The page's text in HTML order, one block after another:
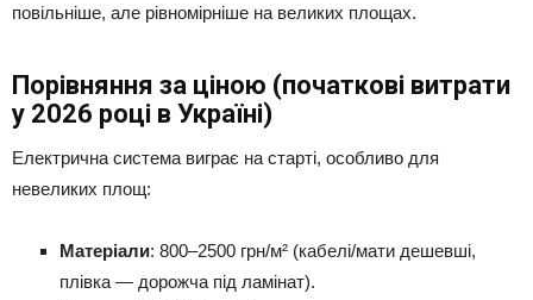
повільніше, але рівномірніше на великих площах.
Порівняння за ціною (початкові витрати
у 2026 році в Україні)
Електрична система виграє на старті, особливо для
невеликих площ:
Матеріали: 800–2500 грн/м² (кабелі/мати дешевші,
плівка — дорожча під ламінат).